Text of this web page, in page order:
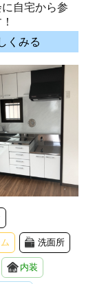
自宅から参
くみる
洗面所
内装